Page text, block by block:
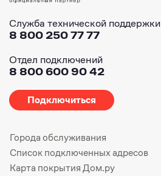
Служба технической поддержки
8 800 250 77 77
Отдел подключений
8 800 600 90 42
Подключиться
Города обслуживания
Список подключенных адресов
Карта покрытия Дом.ру